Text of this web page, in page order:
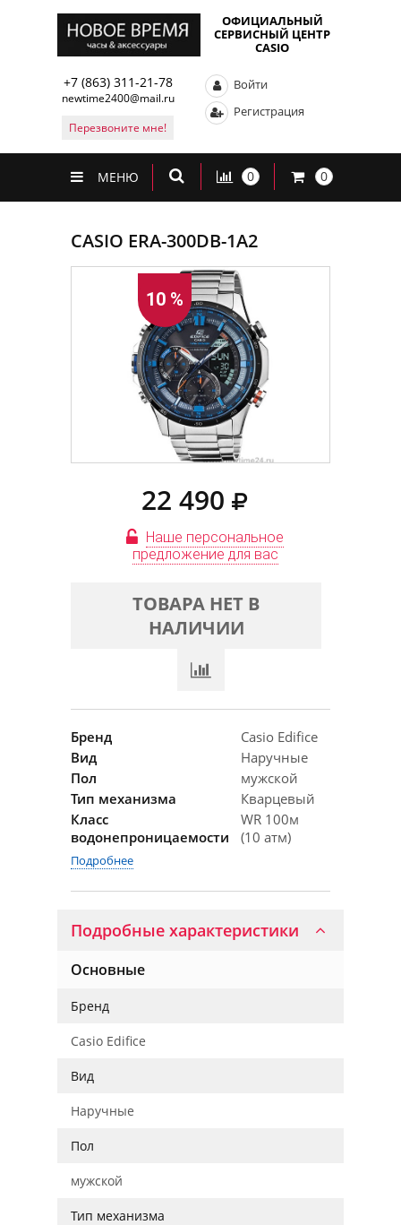
ОФИЦИАЛЬНЫЙ
СЕРВИСНЫЙ ЦЕНТР
CASIO
+7 (863) 311-21-78
newtime2400@mail.ru
Перезвоните мне!
Войти
Регистрация
МЕНЮ 0 0
CASIO ERA-300DB-1A2
10 %
22 490
Наше персональное
предложение для вас
ТОВАРА НЕТ В
НАЛИЧИИ
Бренд
Casio Edifice
Вид
Наручные
Пол
мужской
Тип механизма
Кварцевый
Класс
водонепроницаемости
WR 100м
(10 атм)
Подробнее
Подробные характеристики
Основные
Бренд
Casio Edifice
Вид
Наручные
Пол
мужской
Тип механизма